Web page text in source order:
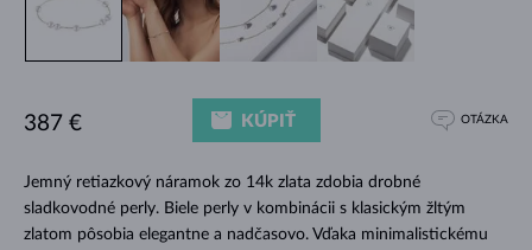
Jemný retiazkový náramok zo 14k zlata zdobia drobné
sladkovodné perly. Biele perly v kombinácii s klasickým žltým
zlatom pôsobia elegantne a nadčasovo. Vďaka minimalistickému
387 € KÚPIŤ OTÁZKA